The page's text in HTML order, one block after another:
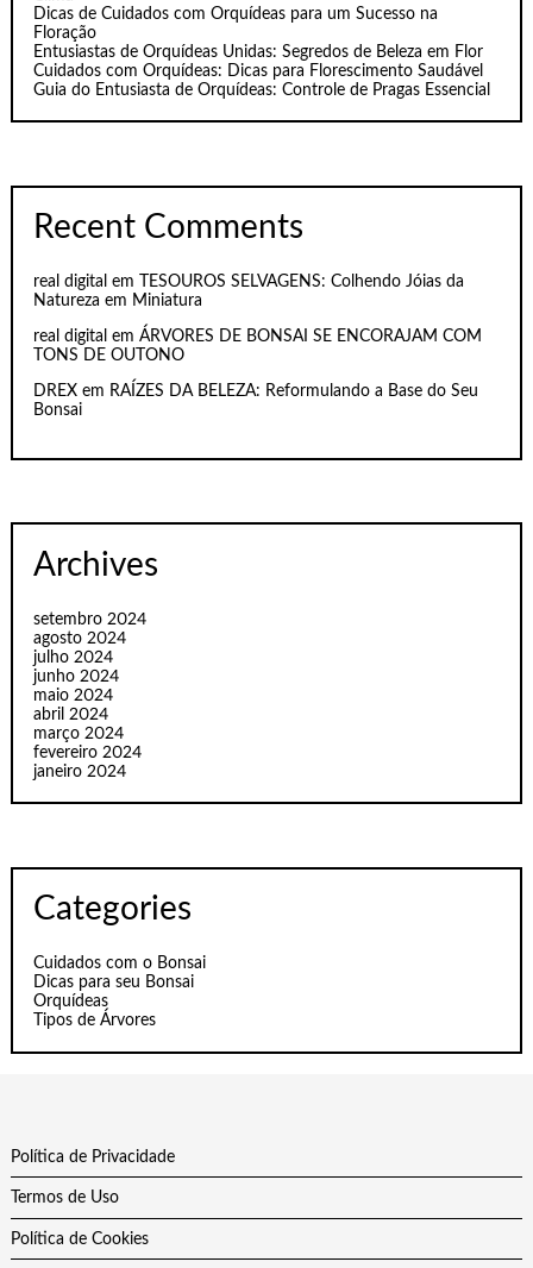
Dicas de Cuidados com Orquídeas para um Sucesso na
Floração
Entusiastas de Orquídeas Unidas: Segredos de Beleza em Flor
Cuidados com Orquídeas: Dicas para Florescimento Saudável
Guia do Entusiasta de Orquídeas: Controle de Pragas Essencial
Recent Comments
real digital em
TESOUROS SELVAGENS: Colhendo Jóias da
Natureza em Miniatura
real digital emÁRVORES DE BONSAI SE ENCORAJAM COM
TONS DE OUTONO
DREX em RAÍZES DA BELEZA: Reformulando a Base do Seu
Bonsai
Archives
setembro 2024
agosto 2024
julho 2024
junho 2024
maio 2024
abril 2024
março 2024
fevereiro 2024
janeiro 2024
Categories
Cuidados com o Bonsai
Dicas para seu Bonsai
Orquídeas
Tipos de Árvores
Política de Privacidade
Termos de Uso
Política de Cookies